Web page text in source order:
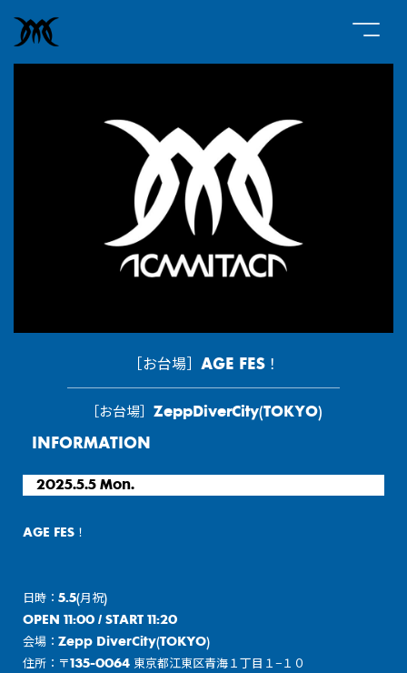
［お台場］AGE FES！
［お台場］ZeppDiverCity(TOKYO)
INFORMATION
2025.5.5 Mon.
AGE FES！
日時：5.5(月祝)
OPEN 11:00 / START 11:20
会場：Zepp DiverCity(TOKYO)
住所：〒135-0064 東京都江東区青海１丁目１−１０